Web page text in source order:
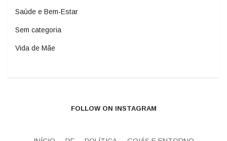
Saúde e Bem-Estar
Sem categoria
Vida de Mãe
FOLLOW ON INSTAGRAM